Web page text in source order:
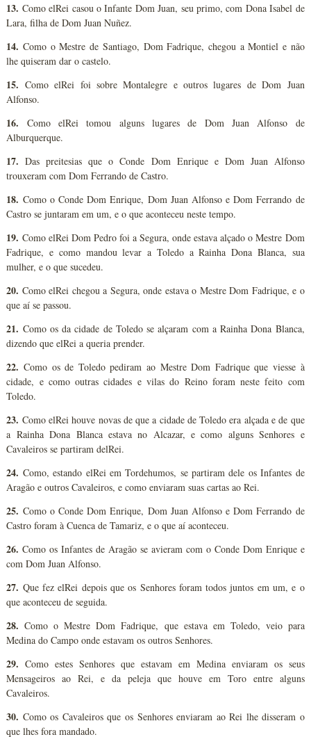
13. Como elRei casou o Infante Dom Juan, seu primo, com Dona Isabel de
Lara, filha de Dom Juan Nuñez.
14. Como o Mestre de Santiago, Dom Fadrique, chegou a Montiel e não
lhe quiseram dar o castelo.
15. Como elRei foi sobre Montalegre e outros lugares de Dom Juan
Alfonso.
16. Como elRei tomou alguns lugares de Dom Juan Alfonso de
Alburquerque.
17. Das preitesias que o Conde Dom Enrique e Dom Juan Alfonso
trouxeram com Dom Ferrando de Castro.
18. Como o Conde Dom Enrique, Dom Juan Alfonso e Dom Ferrando de
Castro se juntaram em um, e o que aconteceu neste tempo.
19. Como elRei Dom Pedro foi a Segura, onde estava alçado o Mestre Dom
Fadrique, e como mandou levar a Toledo a Rainha Dona Blanca, sua
mulher, e o que sucedeu.
20. Como elRei chegou a Segura, onde estava o Mestre Dom Fadrique, e o
que aí se passou.
21. Como os da cidade de Toledo se alçaram com a Rainha Dona Blanca,
dizendo que elRei a queria prender.
22. Como os de Toledo pediram ao Mestre Dom Fadrique que viesse à
cidade, e como outras cidades e vilas do Reino foram neste feito com
Toledo.
23. Como elRei houve novas de que a cidade de Toledo era alçada e de que
a Rainha Dona Blanca estava no Alcazar, e como alguns Senhores e
Cavaleiros se partiram delRei.
24. Como, estando elRei em Tordehumos, se partiram dele os Infantes de
Aragão e outros Cavaleiros, e como enviaram suas cartas ao Rei.
25. Como o Conde Dom Enrique, Dom Juan Alfonso e Dom Ferrando de
Castro foram à Cuenca de Tamariz, e o que aí aconteceu.
26. Como os Infantes de Aragão se avieram com o Conde Dom Enrique e
com Dom Juan Alfonso.
27. Que fez elRei depois que os Senhores foram todos juntos em um, e o
que aconteceu de seguida.
28. Como o Mestre Dom Fadrique, que estava em Toledo, veio para
Medina do Campo onde estavam os outros Senhores.
29. Como estes Senhores que estavam em Medina enviaram os seus
Mensageiros ao Rei, e da peleja que houve em Toro entre alguns
Cavaleiros.
30. Como os Cavaleiros que os Senhores enviaram ao Rei lhe disseram o
que lhes fora mandado.